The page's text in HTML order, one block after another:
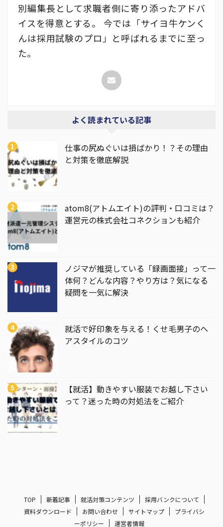
別編集長として求職者側に寄り添ったアドバ
イスを得意とする。 今では「サイヨ牛ケンく
んは採用試験のプロ」と呼ばれるまでに至っ
た。
よく読まれている記事
仕事の尻ぬぐいは損ばかり！？その理由
と対策を徹底解説
atom8(アトムエイト)の評判・口コミは？
運営元の株式会社コネクションも紹介
ノジマが推奨している「録画面接」って一
体何？どんな内容？やり方は？気になる
疑問を一気に解決
就活で好印象を与える！くせ毛男子のヘ
アスタイルのコツ
【就活】動きやすい服装でお越し下さい
って？迷った時の対処法をご紹介
TOP 新着記事 就活対策コンテンツ
採用バンクについて
資料ダウンロード
お問い合わせ サイトマップ
プライバシ
ーポリシー
運営者情報